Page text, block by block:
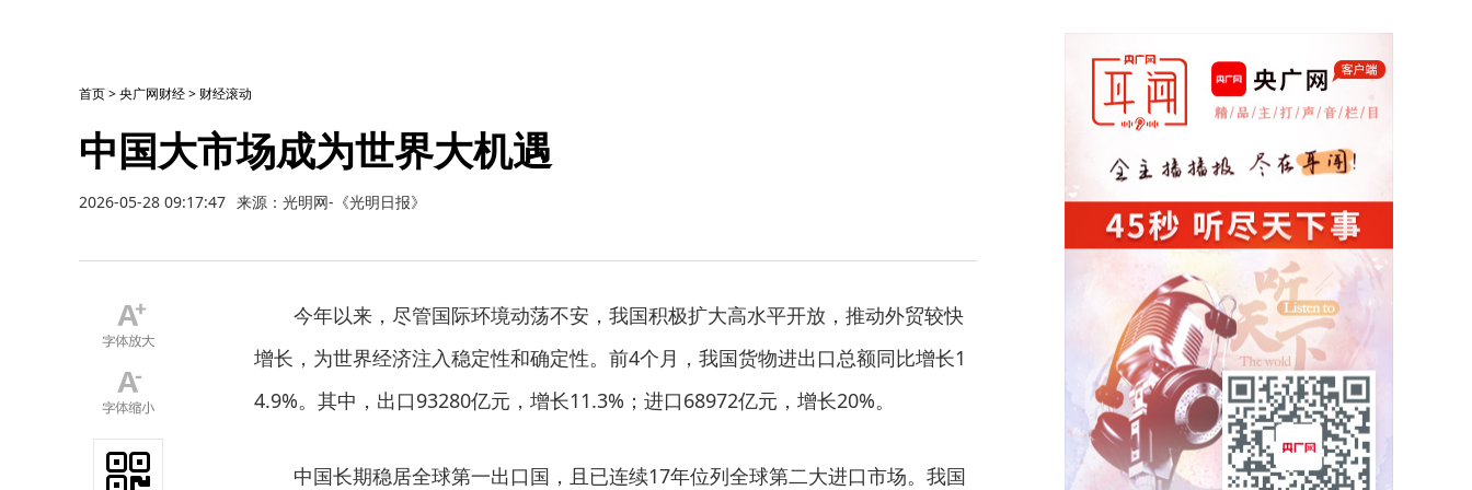
首页>央广网财经> 财经滚动
中国大市场成为世界大机遇
2026-05-28 09:17:47 来源：光明网-《光明日报》
今年以来，尽管国际环境动荡不安，我国积极扩大高水平开放，推动外贸较快
增长，为世界经济注入稳定性和确定性。前4个月，我国货物进出口总额同比增长1
4.9%。其中，出口93280亿元，增长11.3%；进口68972亿元，增长20%。
中国长期稳居全球第一出口国，且已连续17年位列全球第二大进口市场。我国